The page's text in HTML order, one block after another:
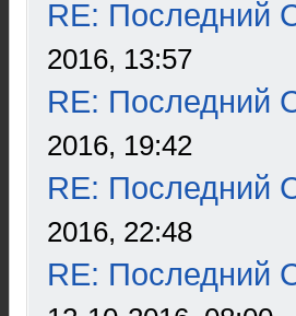
RE: Последний
2016, 13:57
RE: Последний
2016, 19:42
RE: Последний
2016, 22:48
RE: Последний